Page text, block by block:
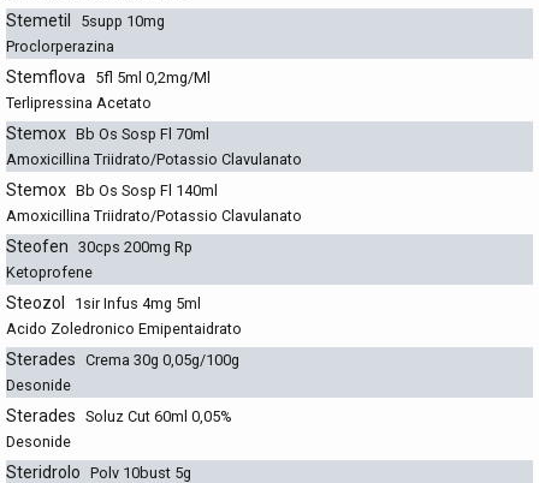
Stemetil
5supp 10mg
Proclorperazina
Stemflova
5fl 5ml 0,2mg/Ml
Terlipressina Acetato
Stemox Bb Os Sosp Fl 70ml
Amoxicillina Triidrato/Potassio Clavulanato
Stemox Bb Os Sosp Fl 140ml
Amoxicillina Triidrato/Potassio Clavulanato
Steofen 30cps 200mg Rp
Ketoprofene
Steozol
1sir Infus 4mg 5ml
Acido Zoledronico Emipentaidrato
Sterades Crema 30g 0,05g/100g
Desonide
Sterades Soluz Cut 60ml 0,05%
Desonide
Steridrolo Polv 10bust 5g